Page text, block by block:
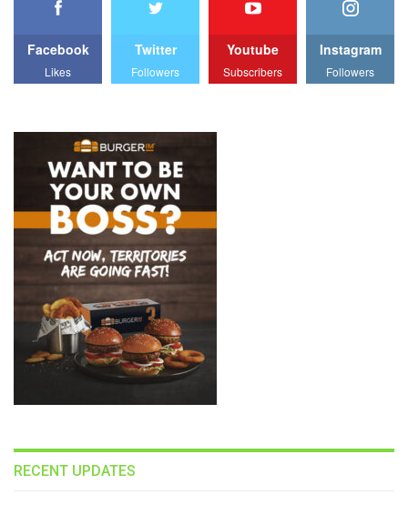
Facebook
Likes
Twitter
Followers
Youtube
Subscribers
Instagram
Followers
RECENT UPDATES